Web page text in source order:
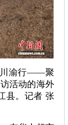
川渝行——聚
活动的海外
县。记者 张